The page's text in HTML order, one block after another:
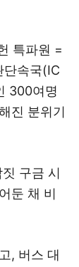
특파원 =
단속국(IC
300여명
진 분위기
구금 시
둔 채 비
, 버스 대